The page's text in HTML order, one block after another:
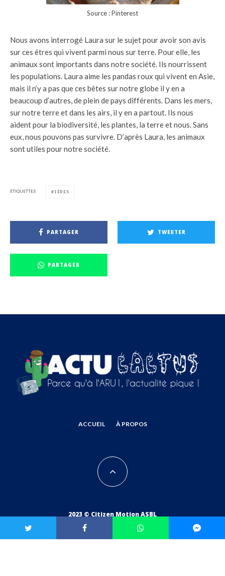
Source : Pinterest
Nous avons interrogé Laura sur le sujet pour avoir son avis
sur ces êtres qui vivent parmi nous sur terre. Pour elle, les
animaux sont importants dans notre société. Ils nourrissent
les populations. Laura aime les pandas roux qui vivent en Asie,
mais il n’y a pas que ces bêtes sur notre globe il y en a
beaucoup d’autres, de plein de pays différents. Dans les mers,
sur notre terre et dans les airs, il y en a partout. Ils nous
aident pour la biodiversité, les plantes, la terre et nous. Sans
eux, nous pouvons pas survivre. D’après Laura, les animaux
sont utiles pour notre société.
ÉTIQUETTES 1ÈRES
PARTAGER TWEETER
PARTAGER
ACCUEIL À PROPOS
2023 © Citizen Motion ASBL